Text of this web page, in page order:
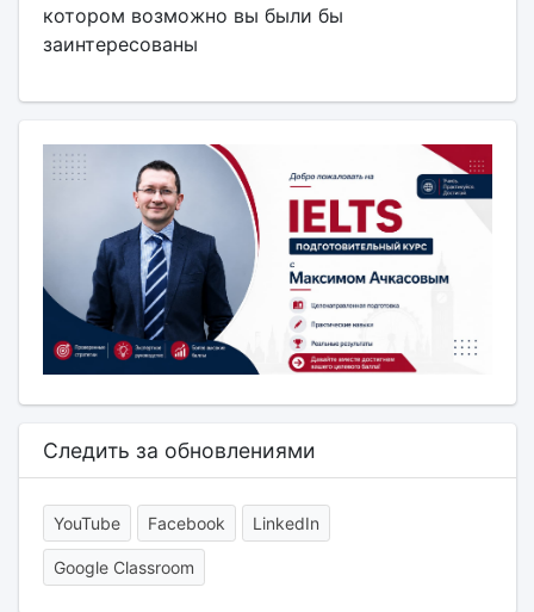
котором возможно вы были бы
заинтересованы
Следить за обновлениями
YouTube Facebook LinkedIn
Google Classroom